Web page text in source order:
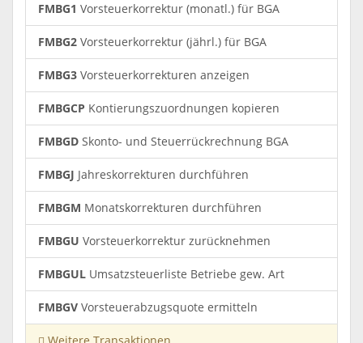
FMBG1 Vorsteuerkorrektur (monatl.) für BGA
FMBG2 Vorsteuerkorrektur (jährl.) für BGA
FMBG3 Vorsteuerkorrekturen anzeigen
FMBGCP Kontierungszuordnungen kopieren
FMBGD Skonto- und Steuerrückrechnung BGA
FMBGJ Jahreskorrekturen durchführen
FMBGM Monatskorrekturen durchführen
FMBGU Vorsteuerkorrektur zurücknehmen
FMBGUL Umsatzsteuerliste Betriebe gew. Art
FMBGV Vorsteuerabzugsquote ermitteln